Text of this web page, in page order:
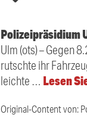
Polizeipräsidium
Ulm (ots) – Gegen
rutschte ihr
leichte … Lesen
Original-Content von: